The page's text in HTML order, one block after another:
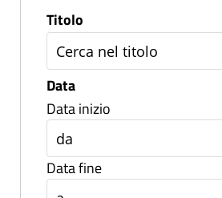
Titolo
Data
Data inizio
Data fine